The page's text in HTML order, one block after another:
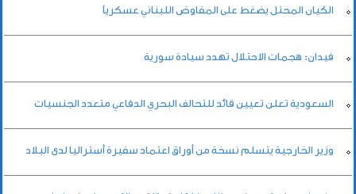
الكيان المحتل يضغط على المفاوض اللبناني عسكرياً
فيدان: هجمات الاحتلال تهدد سيادة سورية
السعودية تعلن تعيين قائد للتحالف البحري الدفاعي متعدد الجنسيات
وزير الخارجية يتسلم نسخة من أوراق اعتماد سفيرة أستراليا لدى البلاد